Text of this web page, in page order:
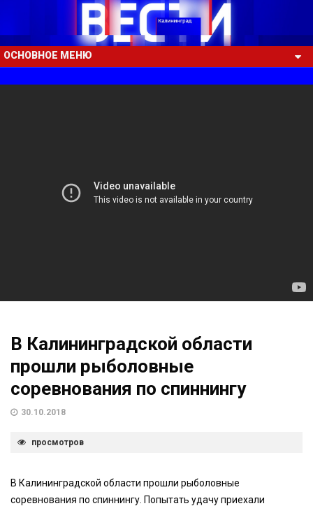
ОСНОВНОЕ МЕНЮ
В Калининградской области
прошли рыболовные
соревнования по спиннингу
30.10.2018
просмотров
В Калининградской области прошли рыболовные
соревнования по спиннингу. Попытать удачу приехали